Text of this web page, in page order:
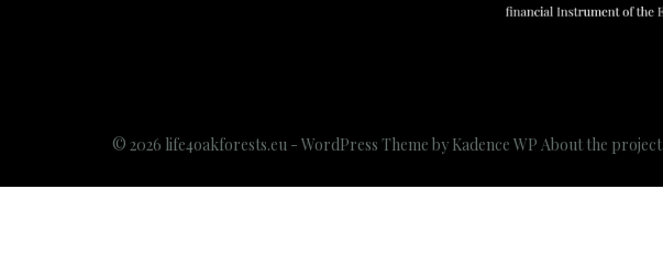
© 2026 life4oakforests.eu - WordPress Theme by Kadence WP About the project